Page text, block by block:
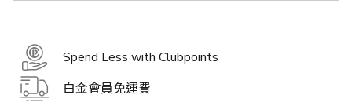
Spend Less with Clubpoints
白金會員免運費